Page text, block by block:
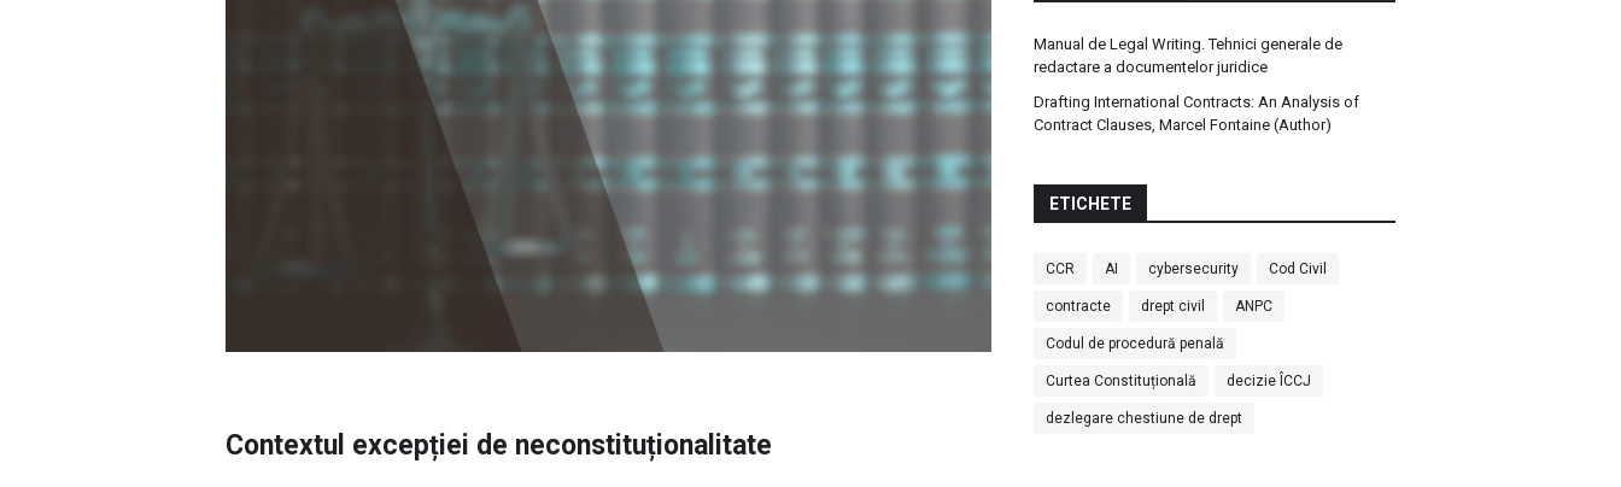
Contextul excepției de neconstituționalitate
Manual de Legal Writing. Tehnici generale de
redactare a documentelor juridice
Drafting International Contracts: An Analysis of
Contract Clauses, Marcel Fontaine (Author)
ETICHETE
CCR AI cybersecurity Cod Civil
contracte drept civil ANPC
Codul de procedură penală
Curtea Constituțională decizie ÎCCJ
dezlegare chestiune de drept